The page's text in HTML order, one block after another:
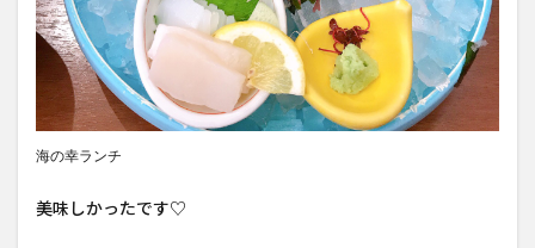
海の幸ランチ
美味しかったです♡